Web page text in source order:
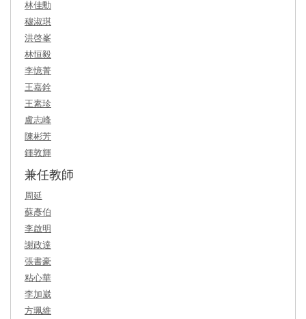
林佳勳
穆淑琪
洪啓峯
林恒毅
李憶菁
王嘉銓
王素珍
盧志峰
陳彬芳
鍾敦輝
兼任教師
周延
蘇彥伯
李啟明
謝政達
張書豪
粘心華
李加崴
方珮維